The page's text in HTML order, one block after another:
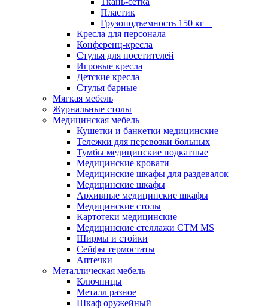
Пластик
Грузоподъемность 150 кг +
Кресла для персонала
Конференц-кресла
Стулья для посетителей
Игровые кресла
Детские кресла
Стулья барные
Мягкая мебель
Журнальные столы
Медицинская мебель
Кушетки и банкетки медицинские
Тележки для перевозки больных
Тумбы медицинские подкатные
Медицинские кровати
Медицинские шкафы для раздевалок
Медицинские шкафы
Архивные медицинские шкафы
Медицинские столы
Картотеки медицинские
Медицинские стеллажи CTM MS
Ширмы и стойки
Сейфы термостаты
Аптечки
Металлическая мебель
Ключницы
Металл разное
Шкаф оружейный